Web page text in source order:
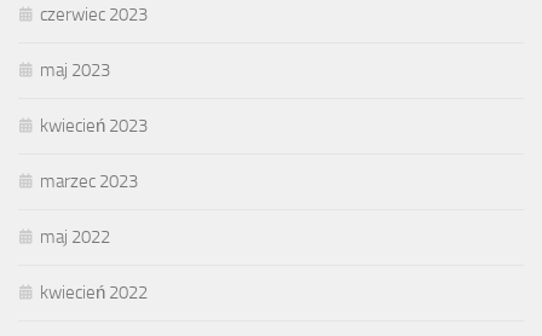
czerwiec 2023
maj 2023
kwiecień 2023
marzec 2023
maj 2022
kwiecień 2022